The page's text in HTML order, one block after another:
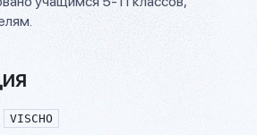
VISCHO